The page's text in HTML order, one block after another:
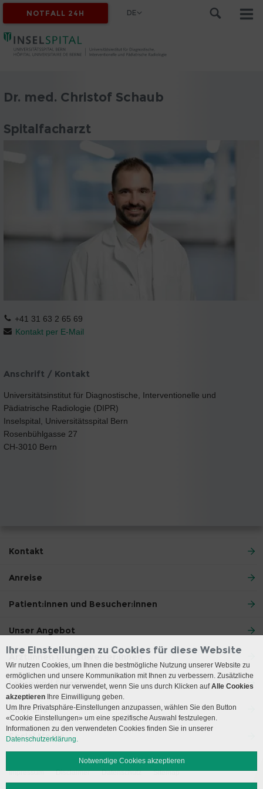
NOTFALL 24H DE
Dr. med. Christof Schaub
Spitalfacharzt
+41 31 63 2 65 69
Kontakt per E-Mail
Anschrift / Kontakt
Universitätsinstitut für Diagnostische, Interventionelle und
Pädiatrische Radiologie (DIPR)
Inselspital, Universitätsspital Bern
Rosenbühlgasse 27
CH-3010 Bern
Kontakt
Anreise
Patient:innen und Besucher:innen
Unser Angebot
Ärzt:innen und Zuweiser:innen
Lehre und Forschung
Über uns
Social Media
Impressum Disclaimer Datenschutz Sitemap
Ihre Einstellungen zu Cookies für diese Website
Wir nutzen Cookies, um Ihnen die bestmögliche Nutzung unserer Website zu
ermöglichen und unsere Kommunikation mit Ihnen zu verbessern. Zusätzliche
Cookies werden nur verwendet, wenn Sie uns durch Klicken aufAlle Cookies
akzeptieren Ihre Einwilligung geben.
Um Ihre Privatsphäre-Einstellungen anzupassen, wählen Sie den Button
«Cookie Einstellungen» um eine spezifische Auswahl festzulegen.
Informationen zu den verwendeten Cookies finden Sie in unserer
Datenschutzerklärung.
Notwendige Cookies akzeptieren